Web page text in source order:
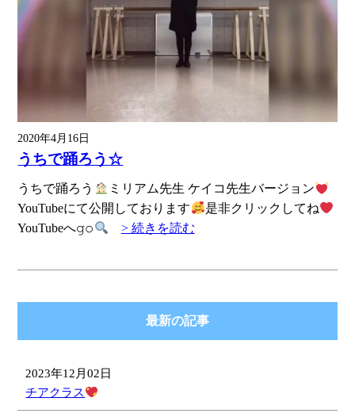
2020年4月16日
うちで踊ろう☆
うちで踊ろう
ミリアム先生 ケイコ先生バージョン
YouTubeにて公開しております
是非クリックしてね
YouTubeへ𝚐𝚘
> 続きを読む
最新の記事
2023年12月02日
チアクラス